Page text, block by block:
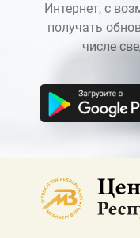
Интернет, с
получать
числе